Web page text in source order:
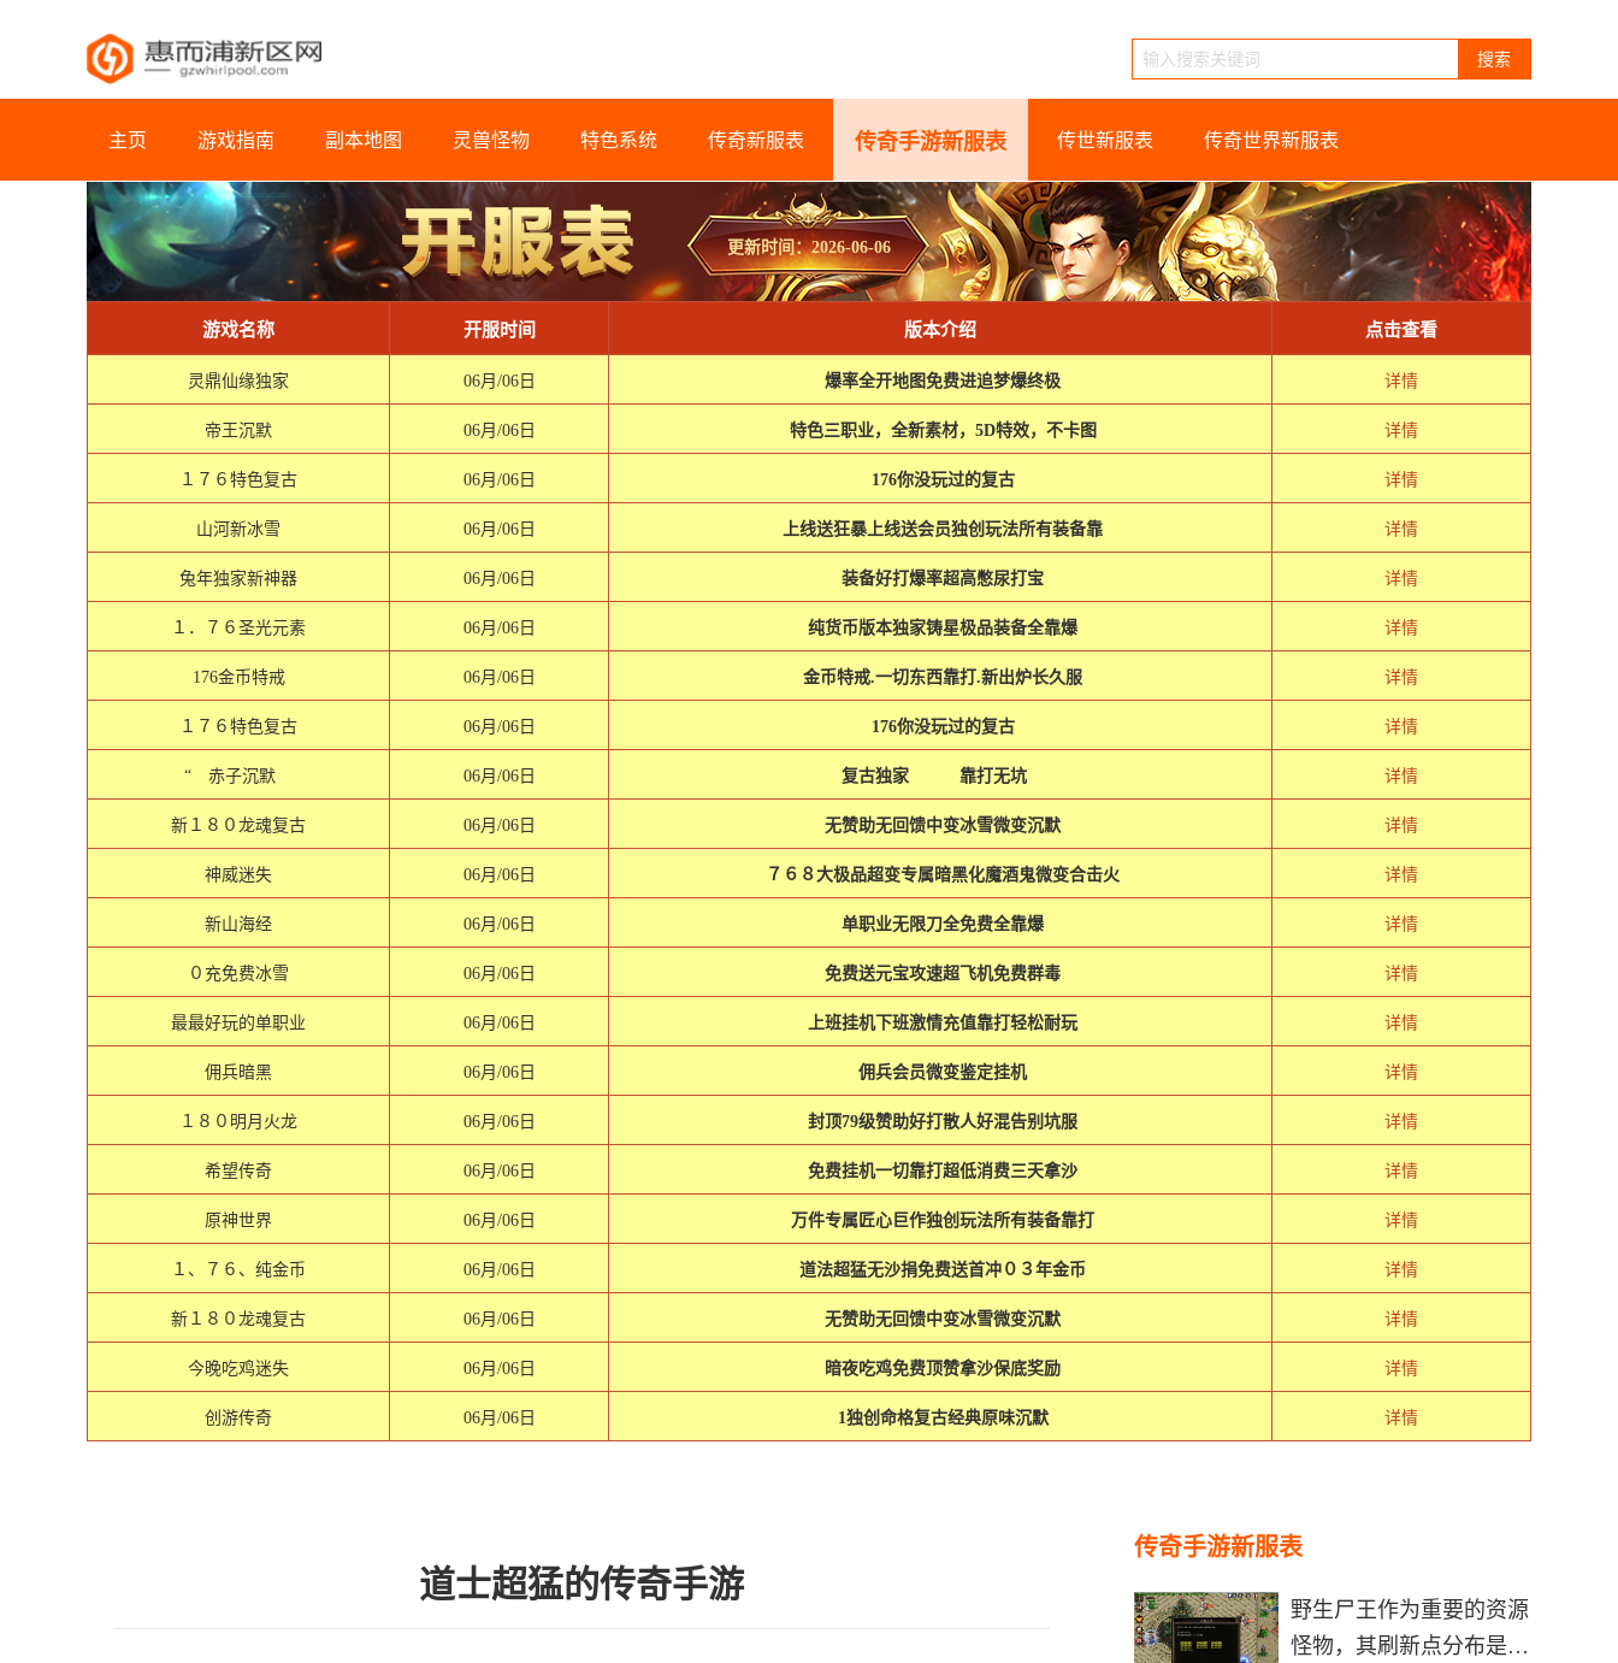
搜索
主页 游戏指南 副本地图 灵兽怪物 特色系统 传奇新服表 传奇手游新服表 传世新服表 传奇世界新服表
更新时间：2026-06-06
游戏名称 开服时间 版本介绍 点击查看
灵鼎仙缘独家 06月/06日 爆率全开地图免费进追梦爆终极 详情
帝王沉默 06月/06日 特色三职业，全新素材，5D特效，不卡图 详情
１７６特色复古 06月/06日 176你没玩过的复古 详情
山河新冰雪 06月/06日 上线送狂暴上线送会员独创玩法所有装备靠 详情
兔年独家新神器 06月/06日 装备好打爆率超高憋尿打宝 详情
１．７６圣光元素 06月/06日 纯货币版本独家铸星极品装备全靠爆 详情
176金币特戒 06月/06日 金币特戒.一切东西靠打.新出炉长久服 详情
１７６特色复古 06月/06日 176你没玩过的复古 详情
“ 赤子沉默 06月/06日 复古独家 靠打无坑 详情
新１８０龙魂复古 06月/06日 无赞助无回馈中变冰雪微变沉默 详情
神威迷失 06月/06日 ７６８大极品超变专属暗黑化魔酒鬼微变合击火 详情
新山海经 06月/06日 单职业无限刀全免费全靠爆 详情
０充免费冰雪 06月/06日 免费送元宝攻速超飞机免费群毒 详情
最最好玩的单职业 06月/06日 上班挂机下班激情充值靠打轻松耐玩 详情
佣兵暗黑 06月/06日 佣兵会员微变鉴定挂机 详情
１８０明月火龙 06月/06日 封顶79级赞助好打散人好混告别坑服 详情
希望传奇 06月/06日 免费挂机一切靠打超低消费三天拿沙 详情
原神世界 06月/06日 万件专属匠心巨作独创玩法所有装备靠打 详情
１、７６、纯金币 06月/06日 道法超猛无沙捐免费送首冲０３年金币 详情
新１８０龙魂复古 06月/06日 无赞助无回馈中变冰雪微变沉默 详情
今晚吃鸡迷失 06月/06日 暗夜吃鸡免费顶赞拿沙保底奖励 详情
创游传奇 06月/06日 1独创命格复古经典原味沉默 详情
道士超猛的传奇手游
传奇手游新服表
野生尸王作为重要的资源
怪物，其刷新点分布是需